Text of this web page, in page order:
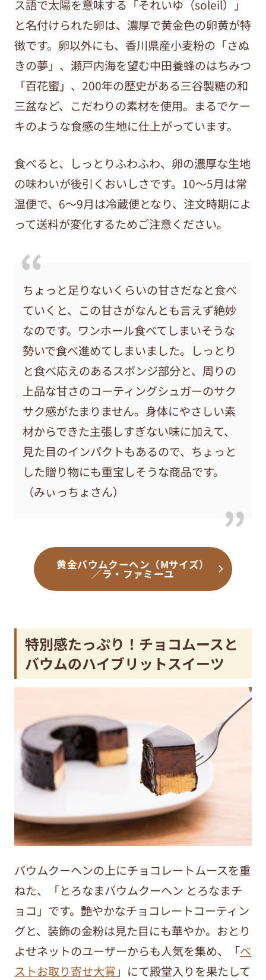
ス語で太陽を意味する「それいゆ（soleil）」
と名付けられた卵は、濃厚で黄金色の卵黄が特
徴です。卵以外にも、香川県産小麦粉の「さぬ
きの夢」、瀬戸内海を望む中田養蜂のはちみつ
「百花蜜」、200年の歴史がある三谷製糖の和
三盆など、こだわりの素材を使用。まるでケー
キのような食感の生地に仕上がっています。
食べると、しっとりふわふわ、卵の濃厚な生地
の味わいが後引くおいしさです。10～5月は常
温便で、6～9月は冷蔵便となり、注文時期によ
って送料が変化するためご注意ください。
ちょっと足りないくらいの甘さだなと食べ
ていくと、この甘さがなんとも言えず絶妙
なのです。ワンホール食べてしまいそうな
勢いで食べ進めてしまいました。しっとり
と食べ応えのあるスポンジ部分と、周りの
上品な甘さのコーティングシュガーのサク
サク感がたまりません。身体にやさしい素
材からできた主張しすぎない味に加えて、
見た目のインパクトもあるので、ちょっと
した贈り物にも重宝しそうな商品です。
（みぃっちょさん）
黄金バウムクーヘン（Mサイズ）
／ラ・ファミーユ
特別感たっぷり！チョコムースと
バウムのハイブリットスイーツ
バウムクーヘンの上にチョコレートムースを重
ねた、「とろなまバウムクーヘン とろなまチ
ョコ」です。艶やかなチョコレートコーティン
グと、装飾の金粉は見た目にも華やか。おとり
よせネットのユーザーからも人気を集め、「ベ
ストお取り寄せ大賞 」にて殿堂入りを果たして